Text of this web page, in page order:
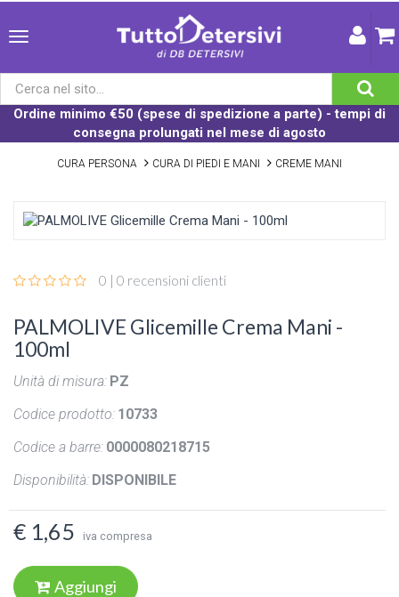
Ordine minimo €50 (spese di spedizione a parte) - tempi di
consegna prolungati nel mese di agosto
CURA PERSONA CURA DI PIEDI E MANI CREME MANI
0 | 0 recensioni clienti
PALMOLIVE Glicemille Crema Mani -
100ml
Unità di misura: PZ
Codice prodotto: 10733
Codice a barre: 0000080218715
Disponibilità: DISPONIBILE
€ 1,65 iva compresa
Aggiungi